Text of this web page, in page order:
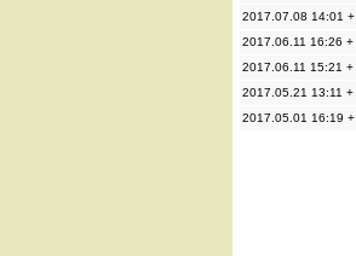
2017.07.08 14:01 +
2017.06.11 16:26 +
2017.06.11 15:21 +
2017.05.21 13:11 +
2017.05.01 16:19 +